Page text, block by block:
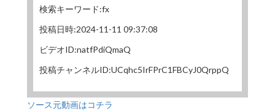
検索キーワード:fx
投稿日時:2024-11-11 09:37:08
ビデオID:natfPdiQmaQ
投稿チャンネルID:UCqhc5IrFPrC1FBCyJ0QrppQ
ソース元動画はコチラ